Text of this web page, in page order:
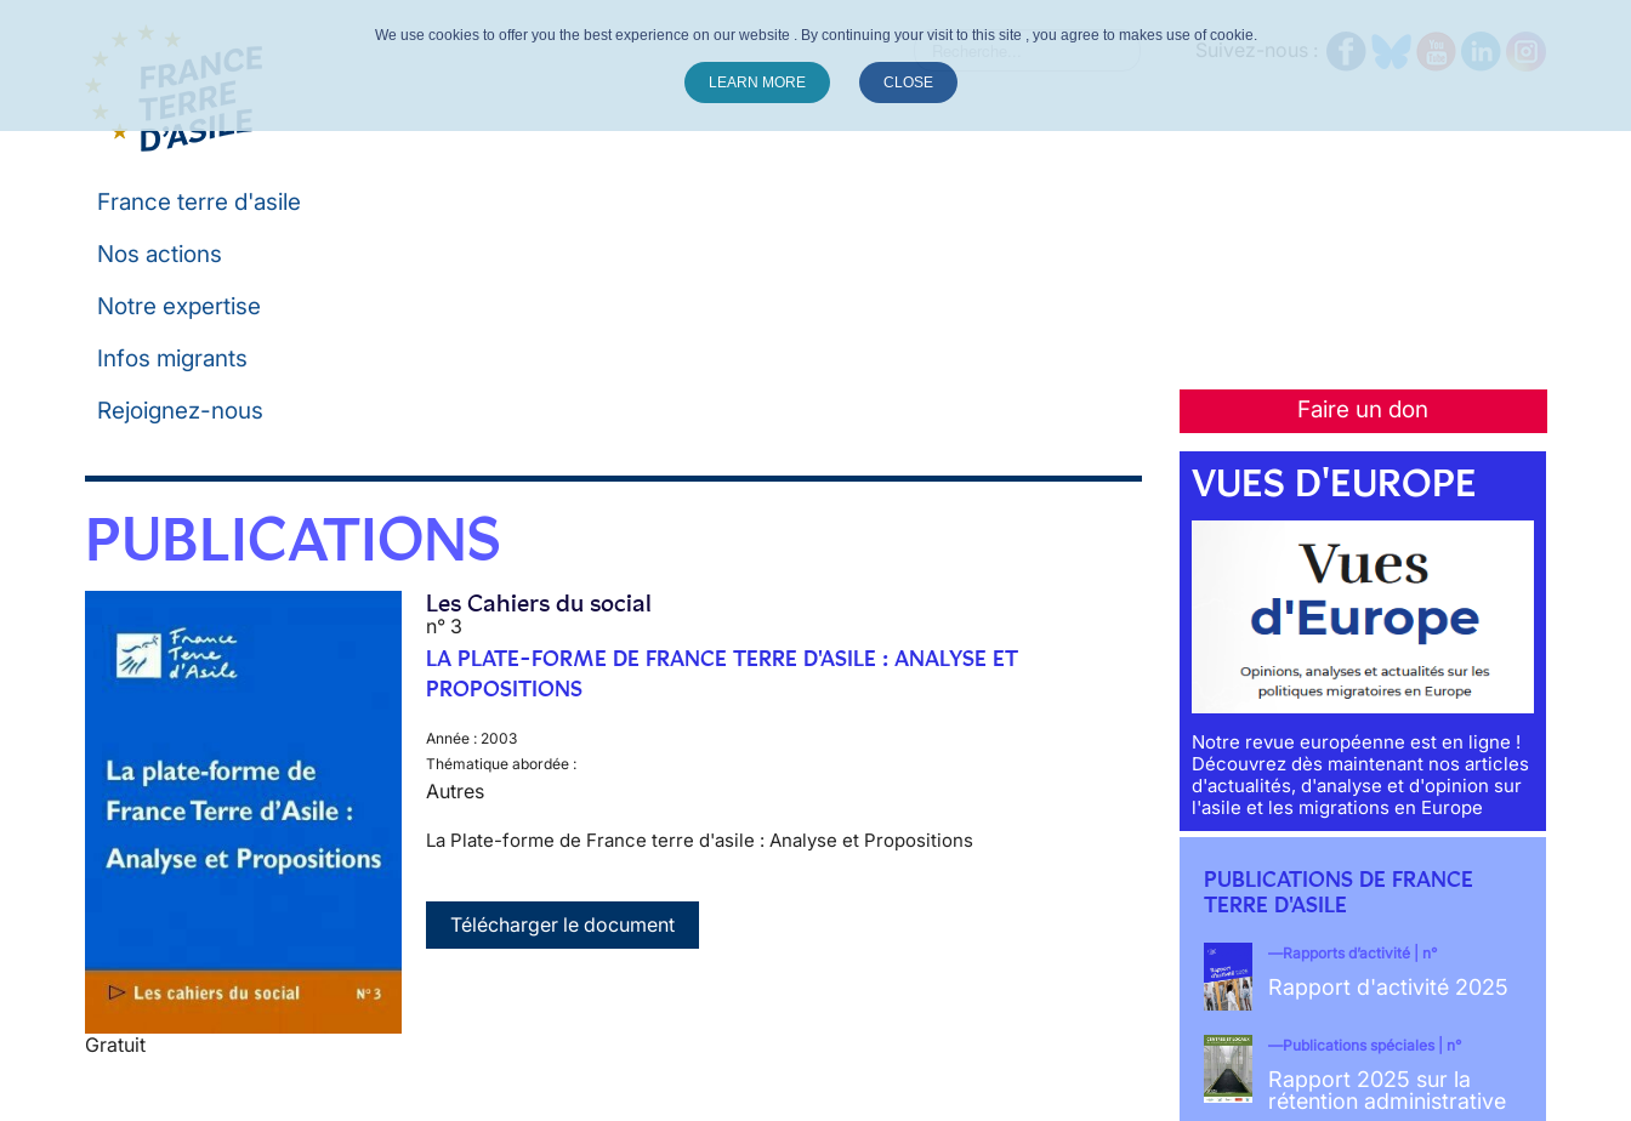
France terre d'asile
Nos actions
Notre expertise
Infos migrants
Faire un don
Rejoignez-nous
PUBLICATIONS
Gratuit
Les Cahiers du social
n° 3
LA PLATE-FORME DE FRANCE TERRE D'ASILE : ANALYSE ET
PROPOSITIONS
Année : 2003
Thématique abordée :
Autres
La Plate-forme de France terre d'asile : Analyse et Propositions
Télécharger le document
VUES D'EUROPE
Notre revue européenne est en ligne !
Découvrez dès maintenant nos articles
d'actualités, d'analyse et d'opinion sur
l'asile et les migrations en Europe
PUBLICATIONS DE FRANCE
TERRE D'ASILE
Rapports d’activité | n°
Rapport d'activité 2025
Publications spéciales | n°
Rapport 2025 sur la
rétention administrative
We use cookies to offer you the best experience on our website . By continuing your visit to this site , you agree to makes use of cookie.
LEARN MORE CLOSE